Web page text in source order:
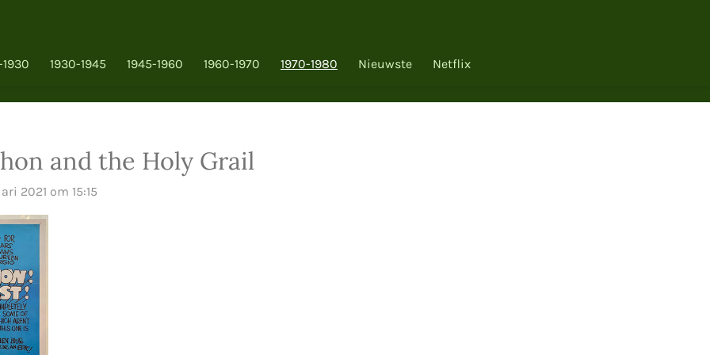
1930 1930-1945 1945-1960 1960-1970 1970-1980 Nieuwste Netflix
and the Holy Grail
2021 om 15:15